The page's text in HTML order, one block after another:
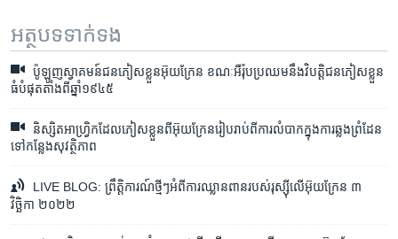
អត្ថបទ​ទាក់ទង
ប៉ូឡូញ​ស្វាគមន៍​ជនភៀសខ្លួន​អ៊ុយក្រែន​ ខណៈ​អឺរ៉ុប​ប្រឈម​នឹង​វិបត្តិ​ជនភៀសខ្លួន​
ធំ​បំផុត​តាំងពី​ឆ្នាំ១៩៤៥
និស្សិត​អាហ្វ្រិក​ដែល​ភៀស​ខ្លួន​ពី​អ៊ុយក្រែន​រៀបរាប់​ពី​ការ​លំបាក​ក្នុង​ការ​ឆ្លង​ព្រំដែន​
ទៅ​កន្លែង​សុវត្ថិភាព
LIVE BLOG: ព្រឹត្តិការណ៍ថ្មីៗអំពីការ​ឈ្លានពាន​របស់​រុស្ស៊ី​លើ​អ៊ុយក្រែន ៣
វិច្ឆិកា ២០២២